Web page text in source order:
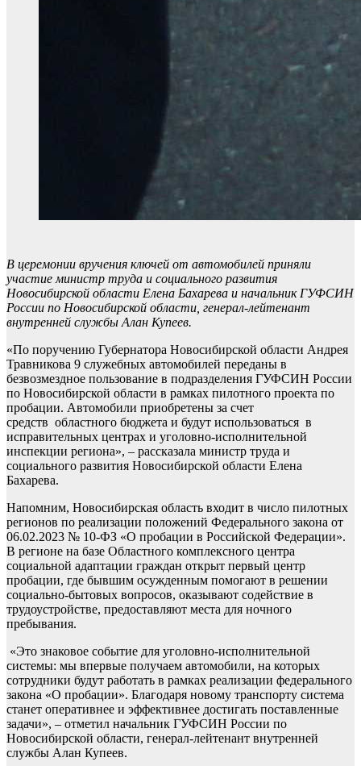
В церемонии вручения ключей от автомобилей приняли
участие министр труда и социального развития
Новосибирской области Елена Бахарева и начальник ГУФСИН
России по Новосибирской области, генерал-лейтенант
внутренней службы Алан Купеев.
«По поручению Губернатора Новосибирской области Андрея
Травникова 9 служебных автомобилей переданы в
безвозмездное пользование в подразделения ГУФСИН России
по Новосибирской области в рамках пилотного проекта по
пробации. Автомобили приобретены за счет
средств областного бюджета и будут использоваться в
исправительных центрах и уголовно-исполнительной
инспекции региона», – рассказала министр труда и
социального развития Новосибирской области Елена
Бахарева.
Напомним, Новосибирская область входит в число пилотных
регионов по реализации положений Федерального закона от
06.02.2023 № 10-ФЗ «О пробации в Российской Федерации».
В регионе на базе Областного комплексного центра
социальной адаптации граждан открыт первый центр
пробации, где бывшим осужденным помогают в решении
социально-бытовых вопросов, оказывают содействие в
трудоустройстве, предоставляют места для ночного
пребывания.
«Это знаковое событие для уголовно-исполнительной
системы: мы впервые получаем автомобили, на которых
сотрудники будут работать в рамках реализации федерального
закона «О пробации». Благодаря новому транспорту система
станет оперативнее и эффективнее достигать поставленные
задачи», – отметил начальник ГУФСИН России по
Новосибирской области, генерал-лейтенант внутренней
службы Алан Купеев.